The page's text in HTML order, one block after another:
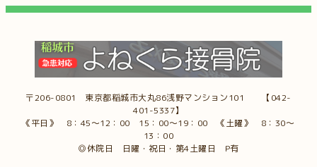
〒206-0801 東京都稲城市大丸86浅野マンション101 【042-
401-5337】
《平日》 8：45～12：00 15：00～19：00 《土曜》 8：30～
13：00
◎休院日 日曜・祝日・第4土曜日 P有